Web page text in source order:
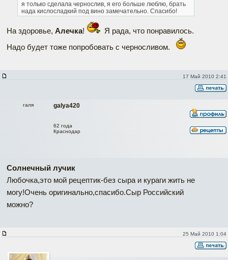
я только сделала чернослив, я его больше люблю, брать
нада кислосладкий под вино замечательно. Спасибо!
На здоровье, Алечка!
Я рада, что понравилось.
Надо будет тоже попробовать с черносливом.
17 Май 2010 2:41
galya420
галя
62 года
Краснодар
Солнечный лучик
Любочка,это мой рецептик-без сыра и кураги жить не
могу!Очень оригинально,спасибо.Сыр Российский
можно?
25 Май 2010 1:04